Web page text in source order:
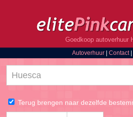
Goedkoop autoverhuur
Autoverhuur
Contact|
Terug brengen naar dezelfde